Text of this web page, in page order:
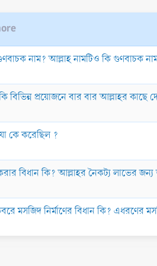
গুণবাচক নাম? আল্লাহ নামটিও কি গুণবাচক
প্রয়োজনে বার বার আল্লাহর কাছে
কে করেছিল ?
করার বিধান কি? আল্লাহর নৈকট্য লাভের
মসজিদ নির্মাণের বিধান কি? এধরণের